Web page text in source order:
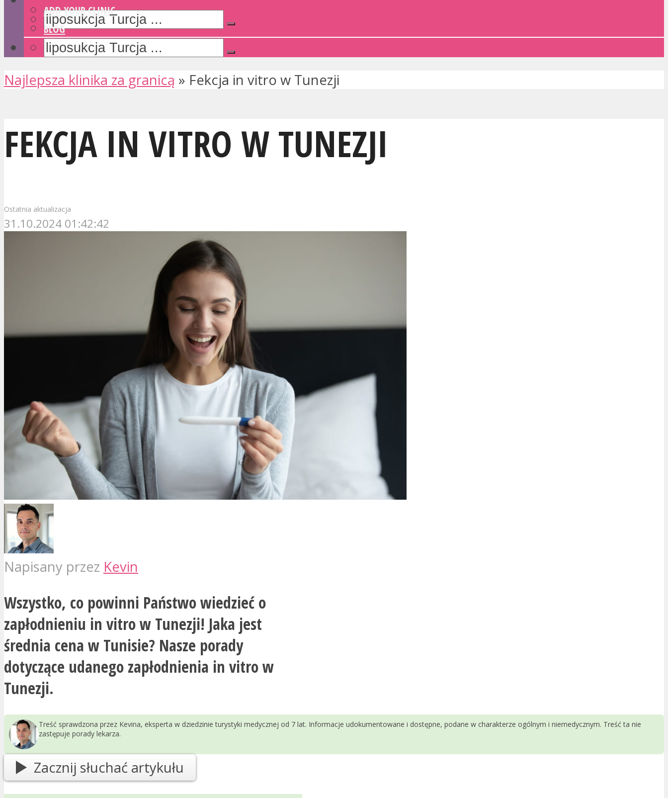
ADD YOUR CLINIC
BLOG
Najlepsza klinika za granicą » Fekcja in vitro w Tunezji
FEKCJA IN VITRO W TUNEZJI
Ostatnia aktualizacja
31.10.2024 01:42:42
Napisany przez Kevin
Wszystko, co powinni Państwo wiedzieć o
zapłodnieniu in vitro w Tunezji! Jaka jest
średnia cena w Tunisie? Nasze porady
dotyczące udanego zapłodnienia in vitro w
Tunezji.
Treść sprawdzona przez Kevina, eksperta w dziedzinie turystyki medycznej od 7 lat. Informacje udokumentowane i dostępne, podane w charakterze ogólnym i niemedycznym. Treść ta nie
zastępuje porady lekarza.
Zacznij słuchać artykułu